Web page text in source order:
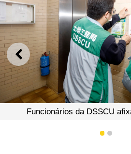
ANTERIOR
Funcionários da DSSCU
1 2